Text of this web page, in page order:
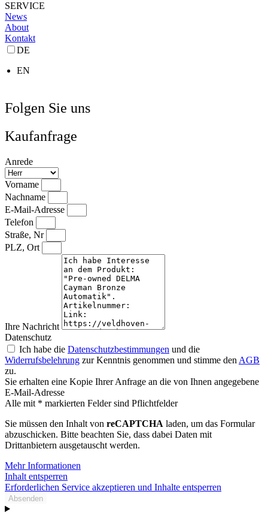
SERVICE
News
About
Kontakt
DE
EN
Folgen Sie uns
Kaufanfrage
Anrede
Vorname
Nachname
E-Mail-Adresse
Telefon
Straße, Nr
PLZ, Ort
Ihre Nachricht
Datenschutz
Ich habe die Datenschutzbestimmungen und die
Widerrufsbelehrung zur Kenntnis genommen und stimme den AGB
zu.
Sie erhalten eine Kopie Ihrer Anfrage an die von Ihnen angegebene
E-Mail-Adresse
Alle mit * markierten Felder sind Pflichtfelder
Sie müssen den Inhalt von reCAPTCHA laden, um das Formular
abzuschicken. Bitte beachten Sie, dass dabei Daten mit
Drittanbietern ausgetauscht werden.
Mehr Informationen
Inhalt entsperren
Erforderlichen Service akzeptieren und Inhalte entsperren
Absenden